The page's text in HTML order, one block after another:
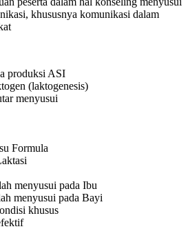
khususnya komunikasi dalam
produksi ASI
(laktogenesis)
menyusui
Formula
menyusui pada Ibu
menyusui pada Bayi
khusus